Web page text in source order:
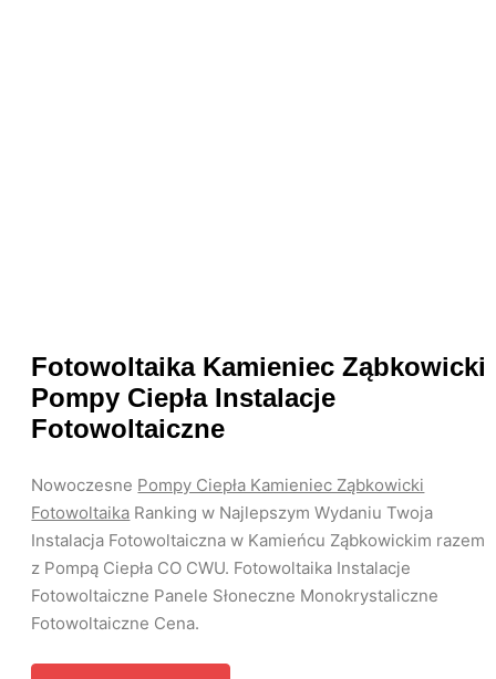
Fotowoltaika Kamieniec Ząbkowicki
Pompy Ciepła Instalacje
Fotowoltaiczne
Nowoczesne Pompy Ciepła Kamieniec Ząbkowicki
Fotowoltaika Ranking w Najlepszym Wydaniu Twoja
Instalacja Fotowoltaiczna w Kamieńcu Ząbkowickim razem
z Pompą Ciepła CO CWU. Fotowoltaika Instalacje
Fotowoltaiczne Panele Słoneczne Monokrystaliczne
Fotowoltaiczne Cena.